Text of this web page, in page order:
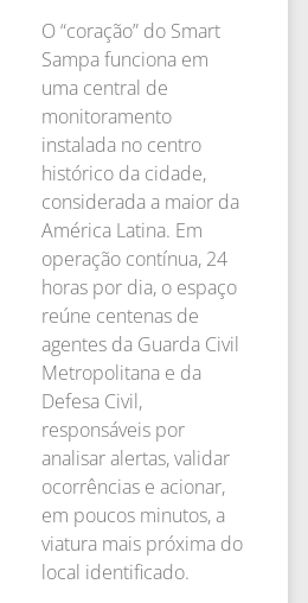
O “coração” do Smart
Sampa funciona em
uma central de
monitoramento
instalada no centro
histórico da cidade,
considerada a maior da
América Latina. Em
operação contínua, 24
horas por dia, o espaço
reúne centenas de
agentes da Guarda Civil
Metropolitana e da
Defesa Civil,
responsáveis por
analisar alertas, validar
ocorrências e acionar,
em poucos minutos, a
viatura mais próxima do
local identificado.